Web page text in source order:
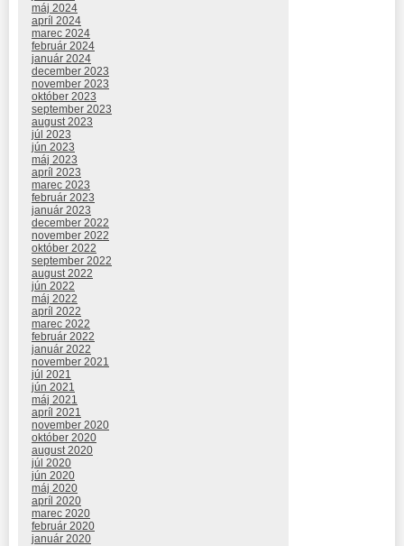
máj 2024
apríl 2024
marec 2024
február 2024
január 2024
december 2023
november 2023
október 2023
september 2023
august 2023
júl 2023
jún 2023
máj 2023
apríl 2023
marec 2023
február 2023
január 2023
december 2022
november 2022
október 2022
september 2022
august 2022
jún 2022
máj 2022
apríl 2022
marec 2022
február 2022
január 2022
november 2021
júl 2021
jún 2021
máj 2021
apríl 2021
november 2020
október 2020
august 2020
júl 2020
jún 2020
máj 2020
apríl 2020
marec 2020
február 2020
január 2020